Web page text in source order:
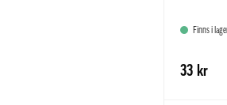
Finns i
33 kr